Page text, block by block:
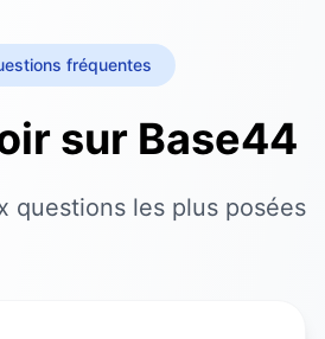
fréquentes
sur Base44
questions les plus posées